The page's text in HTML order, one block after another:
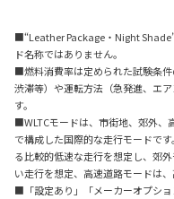
■“Leather Package・Night
ド名称ではありません。
■燃料消費率は定められた試験条件
渋滞等）や運転方法（急発進、エ
す。
■WLTCモードは、市街地、郊外、
で構成した国際的な走行モードで
る比較的低速な走行を想定し、郊
い走行を想定、高速道路モードは
■「設定あり」「メーカーオプシ